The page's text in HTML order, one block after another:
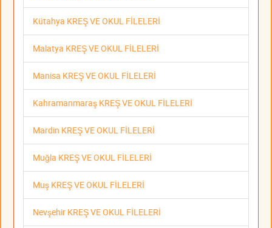
Kütahya KREŞ VE OKUL FİLELERİ
Malatya KREŞ VE OKUL FİLELERİ
Manisa KREŞ VE OKUL FİLELERİ
Kahramanmaraş KREŞ VE OKUL FİLELERİ
Mardin KREŞ VE OKUL FİLELERİ
Muğla KREŞ VE OKUL FİLELERİ
Muş KREŞ VE OKUL FİLELERİ
Nevşehir KREŞ VE OKUL FİLELERİ